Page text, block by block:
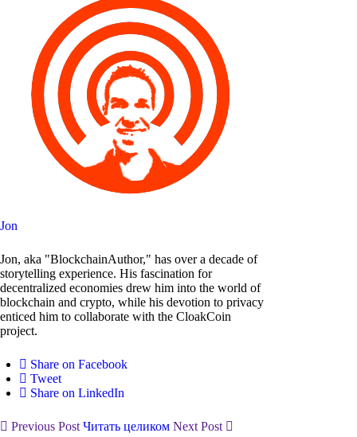
Jon
Jon, aka "BlockchainAuthor," has over a decade of
storytelling experience. His fascination for
decentralized economies drew him into the world of
blockchain and crypto, while his devotion to privacy
enticed him to collaborate with the CloakCoin
project.
Share on Facebook
Tweet
Share on LinkedIn
Previous PostЧитать целиком Next Post